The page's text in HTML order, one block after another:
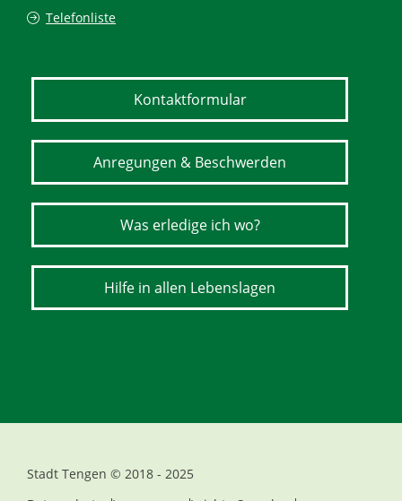
Telefonliste
Kontaktformular
Anregungen & Beschwerden
Was erledige ich wo?
Hilfe in allen Lebenslagen
Stadt Tengen © 2018 - 2025